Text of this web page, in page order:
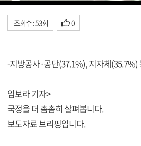
조회수 : 53회 0
-지방공사·공단(37.1%), 지자체(35.7%)
임보라 기자>
국정을 더 촘촘히 살펴봅니다.
보도자료 브리핑입니다.